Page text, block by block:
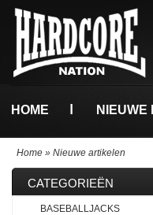
HOME NIEUWE
Home » Nieuwe artikelen
CATEGORIEËN
BASEBALLJACKS